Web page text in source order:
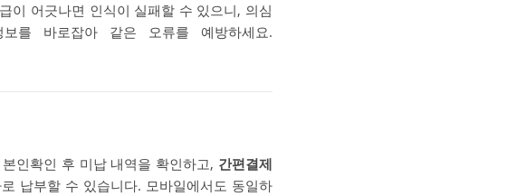
이 어긋나면 인식이 실패할 수 있으니, 의심
바로잡아 같은 오류를 예방하세요.
인확인 후 미납 내역을 확인하고, 간편결제
납부할 수 있습니다. 모바일에서도 동일하